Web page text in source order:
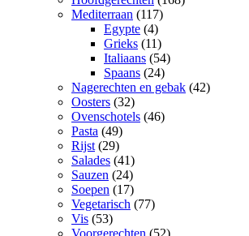
Mediterraan (117)
Egypte (4)
Grieks (11)
Italiaans (54)
Spaans (24)
Nagerechten en gebak (42)
Oosters (32)
Ovenschotels (46)
Pasta (49)
Rijst (29)
Salades (41)
Sauzen (24)
Soepen (17)
Vegetarisch (77)
Vis (53)
Voorgerechten (52)